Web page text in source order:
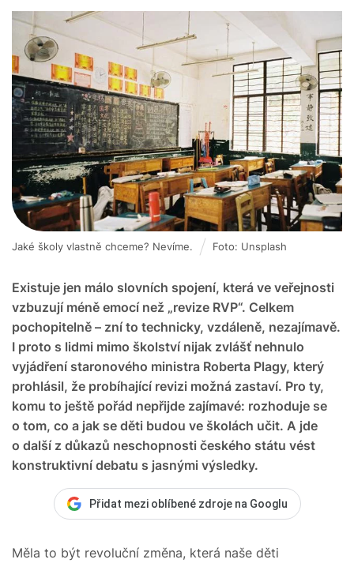
Existuje jen málo slovních spojení, která ve veřejnosti
vzbuzují méně emocí než „revize RVP“. Celkem
pochopitelně – zní to technicky, vzdáleně, nezajímavě.
I proto s lidmi mimo školství nijak zvlášť nehnulo
vyjádření staronového ministra Roberta Plagy, který
prohlásil, že probíhající revizi možná zastaví. Pro ty,
komu to ještě pořád nepřijde zajímavé: rozhoduje se
o tom, co a jak se děti budou ve školách učit. A jde
o další z důkazů neschopnosti českého státu vést
konstruktivní debatu s jasnými výsledky.
Jaké školy vlastně chceme? Nevíme. Foto: Unsplash
Přidat mezi oblíbené zdroje na Googlu
Měla to být revoluční změna, která naše děti